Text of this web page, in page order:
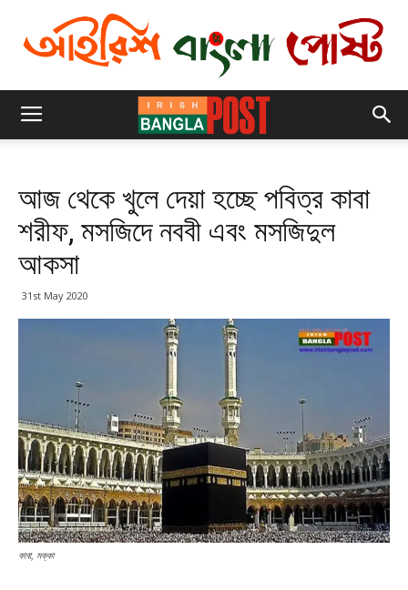
আজ থেকে খুলে দেয়া হচ্ছে পবিত্র কাবা
শরীফ, মসজিদে নববী এবং মসজিদুল
আকসা
31st May 2020
কাবা, মক্কা